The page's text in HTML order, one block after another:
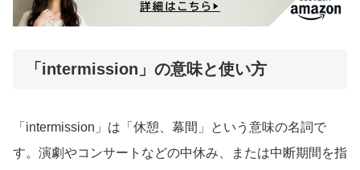
「intermission」の意味と使い方
「intermission」は「休憩、幕間」という意味の名詞で
す。演劇やコンサートなどの中休み、または中断期間を指